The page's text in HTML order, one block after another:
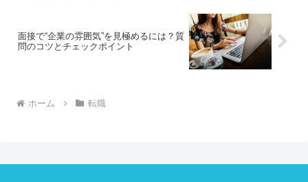
面接で“企業の雰囲気”を見極めるには？質
問のコツとチェックポイント
ホーム 転職